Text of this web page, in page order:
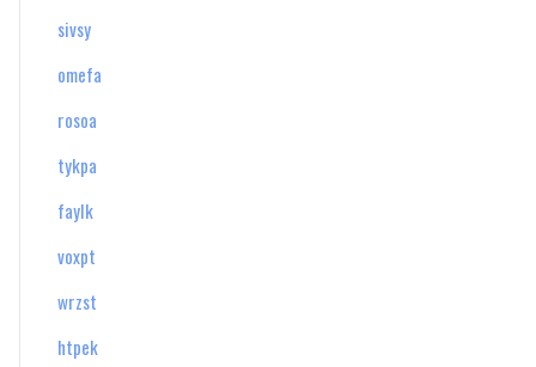
sivsy
omefa
rosoa
tykpa
faylk
voxpt
wrzst
htpek